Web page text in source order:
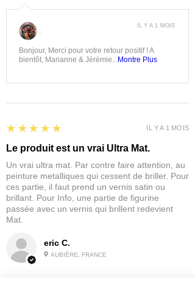
:
Bonjour, Merci pour votre retour positif ! A
bientôt, Marianne & Jérémie...Montre Plus
IL Y A 1 MOIS
eric C.
AUBIÈRE, FRANCE
5
★★★★★
Le produit est un vrai Ultra Mat.
Un vrai ultra mat. Par contre faire attention, au
peinture metalliques qui cessent de briller. Pour
ces partie, il faut prend un vernis satin ou
brillant. Pour Info, une partie de figurine
passée avec un vernis qui brillent redevient
Mat.
IL Y A 1 MOIS